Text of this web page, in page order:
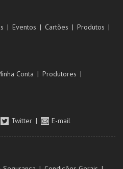
Eventos Cartões
Produtos
Conta
Produtores
Twitter E-mail